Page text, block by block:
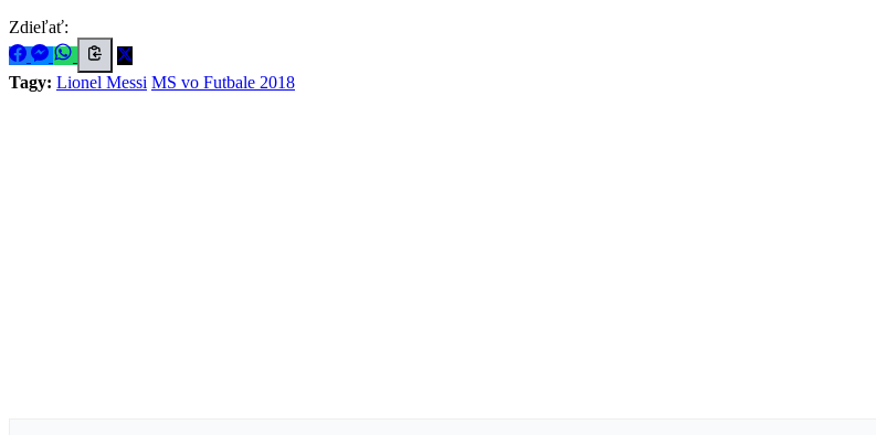
Zdieľať:
Tagy: Lionel Messi MS vo Futbale 2018